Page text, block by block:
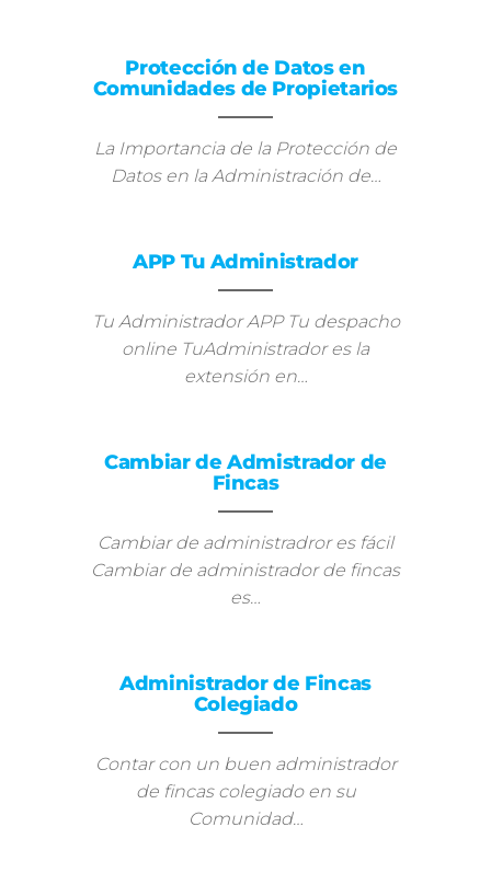
Protección de Datos en
Comunidades de Propietarios
La Importancia de la Protección de
Datos en la Administración de…
APP Tu Administrador
Tu Administrador APP Tu despacho
online TuAdministrador es la
extensión en…
Cambiar de Admistrador de
Fincas
Cambiar de administradror es fácil
Cambiar de administrador de fincas
es…
Administrador de Fincas
Colegiado
Contar con un buen administrador
de fincas colegiado en su
Comunidad…